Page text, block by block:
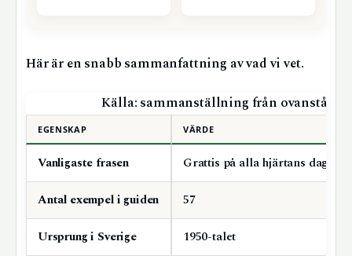
Här är en snabb sammanfattning av vad vi vet.
Källa: sammanställning från
EGENSKAP VÄRDE
Vanligaste frasen Grattis på alla hjärtans dag
Antal exempel i guiden 57
Ursprung i Sverige 1950-talet